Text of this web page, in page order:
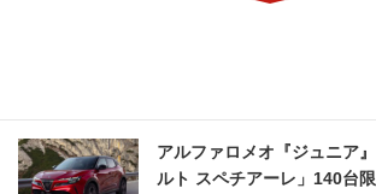
アルファロメオ『ジュニア
ルト スペチアーレ」140台